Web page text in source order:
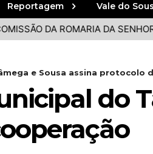
Reportagem Vale do
DA ROMARIA DA SENHORA
e Sousa assina protocolo
do